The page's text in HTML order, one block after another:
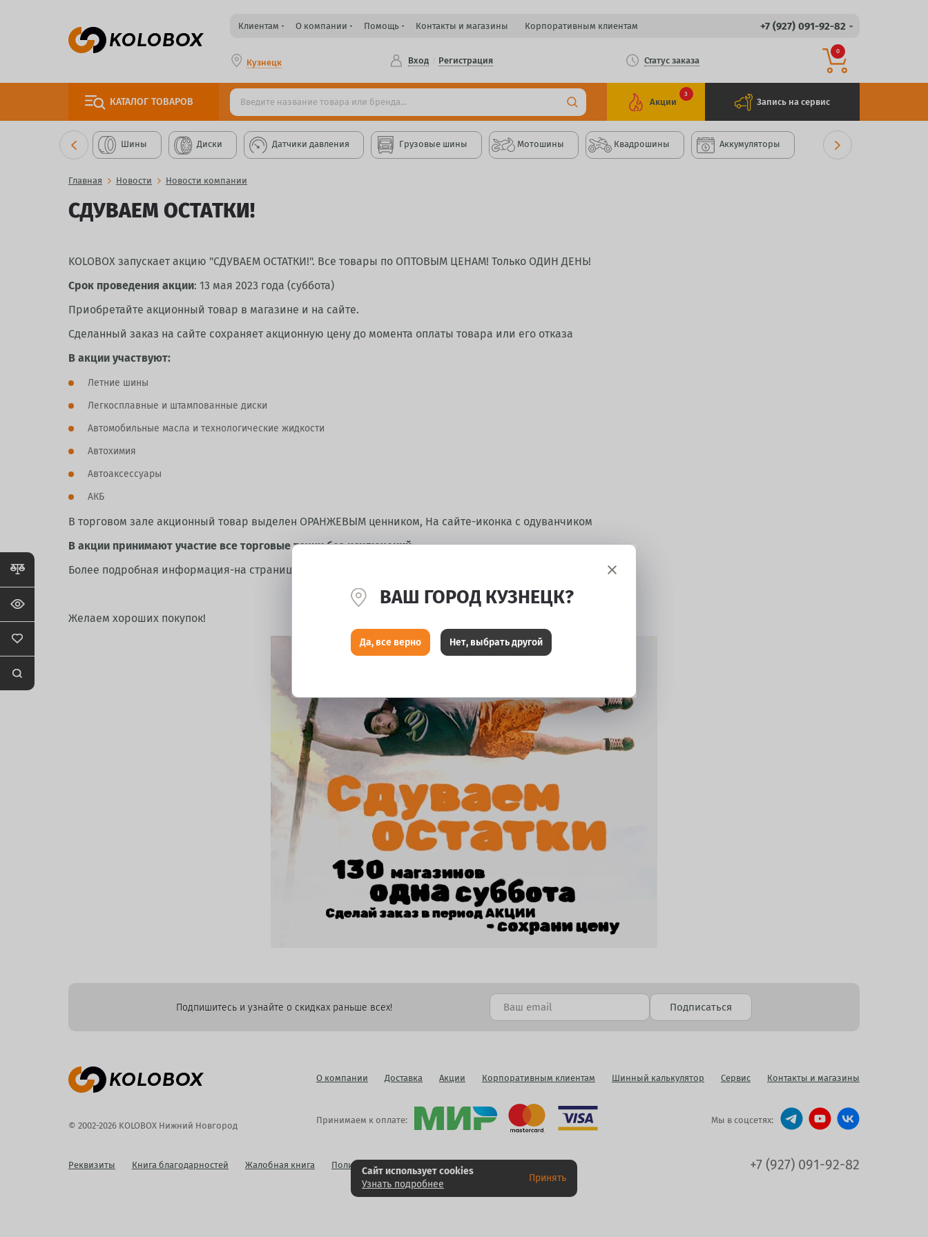
Клиентам О компании Помощь Контакты и магазины Корпоративным клиентам +7 (927) 091-92-82
Кузнецк Вход Регистрация Статус заказа
0
КАТАЛОГ ТОВАРОВ Акции
3
Запись на сервис
Шины Диски Датчики давления Грузовые шины Мотошины Квадрошины Аккумуляторы
Главная Новости Новости компании
СДУВАЕМ ОСТАТКИ!
KOLOBOX запускает акцию "СДУВАЕМ ОСТАТКИ!". Все товары по ОПТОВЫМ ЦЕНАМ! Только ОДИН ДЕНЬ!
Срок проведения акции: 13 мая 2023 года (суббота)
Приобретайте акционный товар в магазине и на сайте.
Сделанный заказ на сайте сохраняет акционную цену до момента оплаты товара или его отказа
В акции участвуют:
Летние шины
Легкосплавные и штампованные диски
Автомобильные масла и технологические жидкости
Автохимия
Автоаксессуары
АКБ
В торговом зале акционный товар выделен ОРАНЖЕВЫМ ценником, На сайте-иконка с одуванчиком
В акции принимают участие все торговые точки без исключений
Более подробная информация-на странице с акцией 13.05.2023
Желаем хороших покупок!
Подпишитесь и узнайте о скидках раньше всех! Подписаться
© 2002-2026 KOLOBOX Нижний Новгород
О компании Доставка Акции Корпоративным клиентам Шинный калькулятор Сервис Контакты и магазины
Принимаем к оплате: Мы в соцсетях:
Реквизиты Книга благодарностей Жалобная книга Политика конфиденциальности +7 (927) 091-92-82
ВАШ ГОРОД КУЗНЕЦК?
Да, все верно Нет, выбрать другой
Сайт использует cookies
Узнать подробнее
Принять